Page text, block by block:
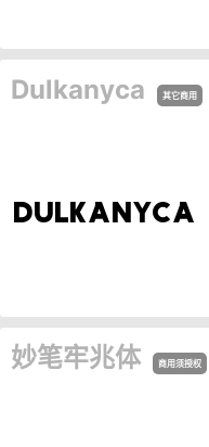
Dulkanyca 其它商用
妙笔牢兆体 商用须授权